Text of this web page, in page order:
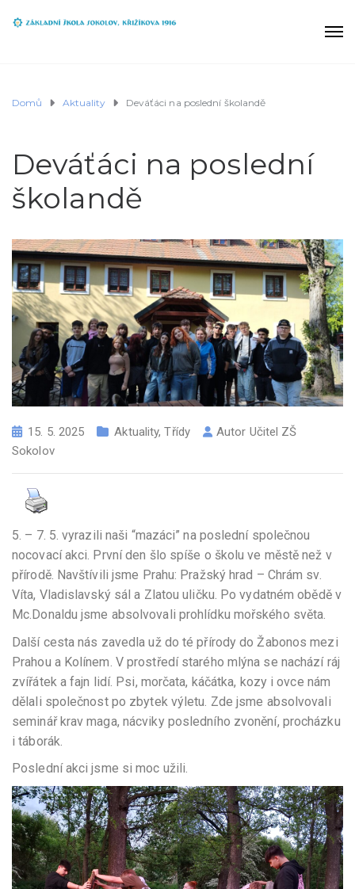
Domů Aktuality Deváťáci na poslední školandě
Deváťáci na poslední
školandě
15. 5. 2025 Aktuality,Třídy Autor Učitel ZŠ
Sokolov
5. – 7. 5. vyrazili naši “mazáci” na poslední společnou
nocovací akci. První den šlo spíše o školu ve městě než v
přírodě. Navštívili jsme Prahu: Pražský hrad – Chrám sv.
Víta, Vladislavský sál a Zlatou uličku. Po vydatném obědě v
Mc.Donaldu jsme absolvovali prohlídku mořského světa.
Další cesta nás zavedla už do té přírody do Žabonos mezi
Prahou a Kolínem. V prostředí starého mlýna se nachází ráj
zvířátek a fajn lidí. Psi, morčata, káčátka, kozy i ovce nám
dělali společnost po zbytek výletu. Zde jsme absolvovali
seminář krav maga, nácviky posledního zvonění, procházku
i táborák.
Poslední akci jsme si moc užili.